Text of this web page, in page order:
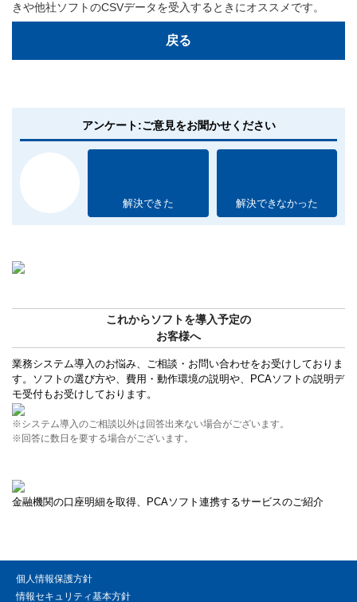
きや他社ソフトのCSVデータを受入するときにオススメです。
戻る
アンケート:ご意見をお聞かせください
解決できた 解決できなかった
これからソフトを導入予定の
お客様へ
業務システム導入のお悩み、ご相談・お問い合わせをお受けしておりま
す。ソフトの選び方や、費用・動作環境の説明や、PCAソフトの説明デ
モ受付もお受けしております。
※システム導入のご相談以外は回答出来ない場合がございます。
※回答に数日を要する場合がございます。
金融機関の口座明細を取得、PCAソフト連携するサービスのご紹介
個人情報保護方針
情報セキュリティ基本方針